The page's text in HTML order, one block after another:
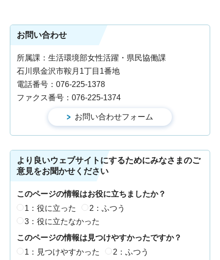
お問い合わせ
所属課：生活環境部女性活躍・県民協働課
石川県金沢市鞍月1丁目1番地
電話番号：076-225-1378
ファクス番号：076-225-1374
より良いウェブサイトにするためにみなさまのご
意見をお聞かせください
このページの情報はお役に立ちましたか？
1：役に立った
2：ふつう
3：役に立たなかった
このページの情報は見つけやすかったですか？
1：見つけやすかった
2：ふつう